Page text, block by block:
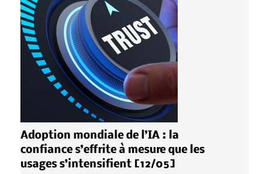
Adoption mondiale de l’IA : la
confiance s’effrite à mesure que les
usages s’intensifient [12/05]